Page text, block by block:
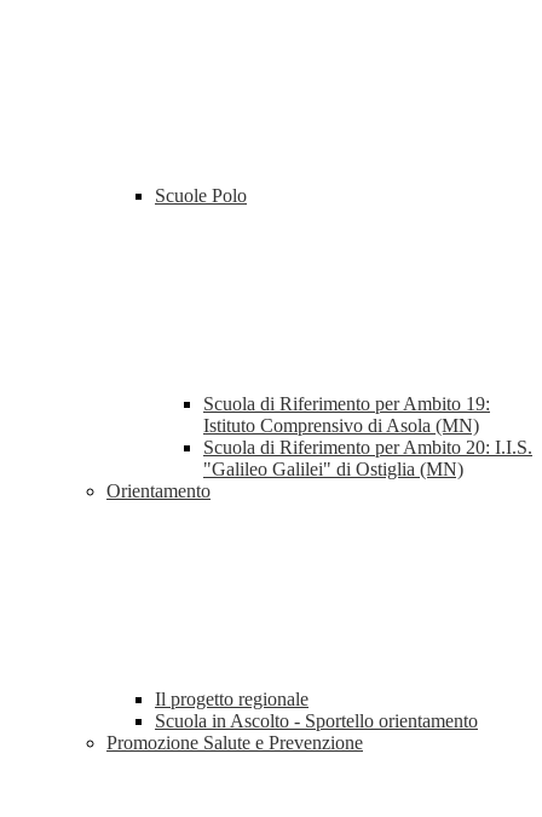
Scuole Polo
Scuola di Riferimento per Ambito 19:
Istituto Comprensivo di Asola (MN)
Scuola di Riferimento per Ambito 20: I.I.S.
"Galileo Galilei" di Ostiglia (MN)
Orientamento
Il progetto regionale
Scuola in Ascolto - Sportello orientamento
Promozione Salute e Prevenzione